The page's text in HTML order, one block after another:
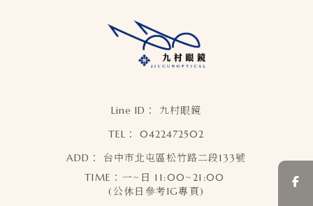
九村眼鏡
0422472502
台中市北屯區松竹路二段133號